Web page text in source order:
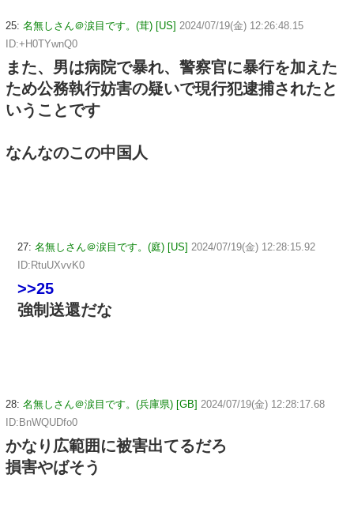
25: 名無しさん＠涙目です。(茸) [US] 2024/07/19(金) 12:26:48.15
ID:+H0TYwnQ0
また、男は病院で暴れ、警察官に暴行を加えた
ため公務執行妨害の疑いで現行犯逮捕されたと
いうことです
なんなのこの中国人
27: 名無しさん＠涙目です。(庭) [US] 2024/07/19(金) 12:28:15.92
ID:RtuUXvvK0
>>25
強制送還だな
28: 名無しさん＠涙目です。(兵庫県) [GB] 2024/07/19(金) 12:28:17.68
ID:BnWQUDfo0
かなり広範囲に被害出てるだろ
損害やばそう